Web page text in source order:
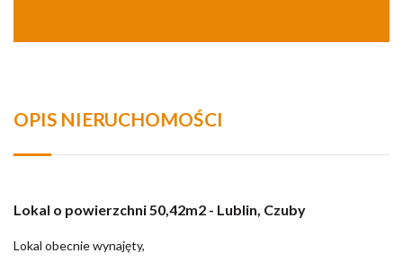
OPIS NIERUCHOMOŚCI
Lokal o powierzchni 50,42m2 - Lublin, Czuby
Lokal obecnie wynajęty,